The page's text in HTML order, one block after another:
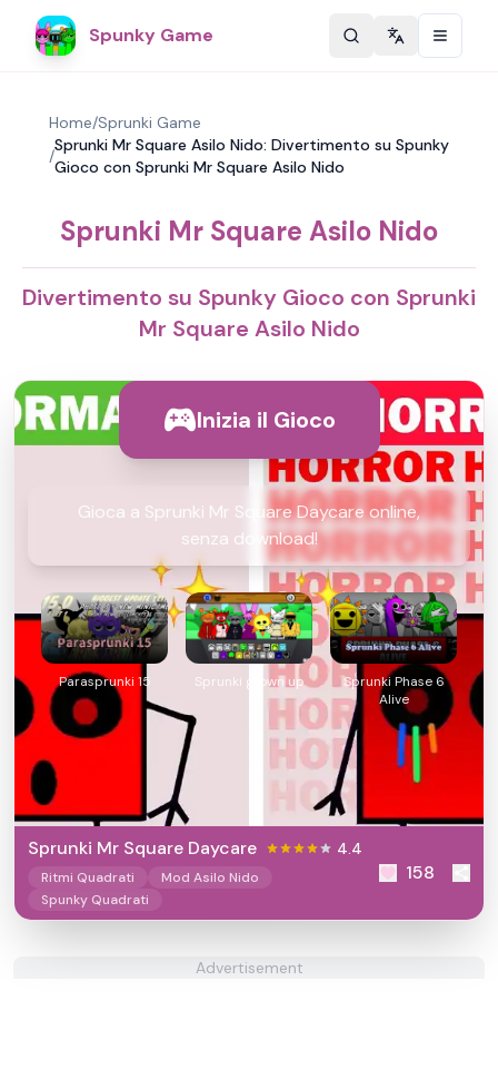
Spunky Game Change
Home/Sprunki Game
/
Sprunki Mr Square Asilo Nido: Divertimento su Spunky
Gioco con Sprunki Mr Square Asilo Nido
Sprunki Mr Square Asilo Nido
Divertimento su Spunky Gioco con Sprunki
Mr Square Asilo Nido
Inizia il Gioco
Gioca a Sprunki Mr Square Daycare online,
senza download!
Parasprunki 15 Sprunki grown up
Sprunki Phase 6
Alive
Sprunki Mr Square Daycare 4.4
Ritmi Quadrati
Mod Asilo Nido
Spunky Quadrati
158
Advertisement